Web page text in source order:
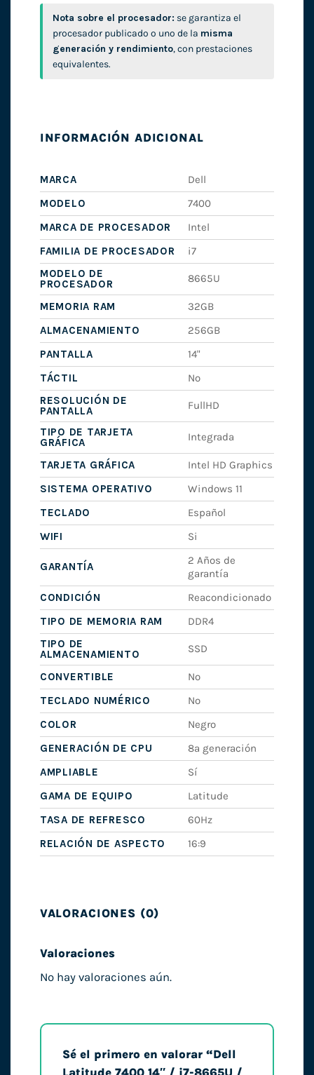
Nota sobre el procesador: se garantiza el
procesador publicado o uno de la misma
generación y rendimiento, con prestaciones
equivalentes.
INFORMACIÓN ADICIONAL
MARCA
Dell
MODELO
7400
MARCA DE PROCESADOR
Intel
FAMILIA DE PROCESADOR
i7
MODELO DE
PROCESADOR
8665U
MEMORIA RAM
32GB
ALMACENAMIENTO
256GB
PANTALLA
14"
TÁCTIL
No
RESOLUCIÓN DE
PANTALLA
FullHD
TIPO DE TARJETA
GRÁFICA
Integrada
TARJETA GRÁFICA
Intel HD Graphics
SISTEMA OPERATIVO
Windows 11
TECLADO
Español
WIFI
Si
GARANTÍA
2 Años de
garantía
CONDICIÓN
Reacondicionado
TIPO DE MEMORIA RAM
DDR4
TIPO DE
ALMACENAMIENTO
SSD
CONVERTIBLE
No
TECLADO NUMÉRICO
No
COLOR
Negro
GENERACIÓN DE CPU
8ª generación
AMPLIABLE
Sí
GAMA DE EQUIPO
Latitude
TASA DE REFRESCO
60Hz
RELACIÓN DE ASPECTO
16:9
VALORACIONES (0)
Valoraciones
No hay valoraciones aún.
Sé el primero en valorar “Dell